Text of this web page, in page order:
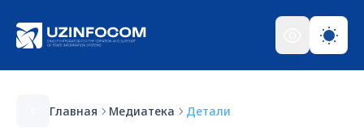
Главная Медиатека Детали